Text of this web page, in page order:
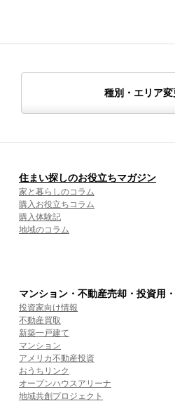
種別・エリア変
住まい探しのお役立ちマガジン
家と暮らしのコラム
購入お役立ちコラム
購入体験記
地域のコラム
マンション・不動産売却・投資用
投資家向け情報
不動産買取
新築一戸建て
マンション
アメリカ不動産投資
おうちリンク
オープンハウスアリーナ
地域共創プロジェクト